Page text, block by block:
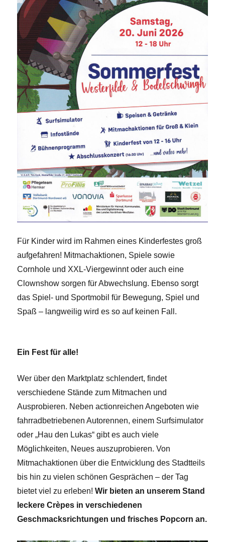
Für Kinder wird im Rahmen eines Kinderfestes groß
aufgefahren! Mitmachaktionen, Spiele sowie
Cornhole und XXL-Viergewinnt oder auch eine
Clownshow sorgen für Abwechslung. Ebenso sorgt
das Spiel- und Sportmobil für Bewegung, Spiel und
Spaß – langweilig wird es so auf keinen Fall.
Ein Fest für alle!
Wer über den Marktplatz schlendert, findet
verschiedene Stände zum Mitmachen und
Ausprobieren. Neben actionreichen Angeboten wie
fahrradbetriebenen Autorennen, einem Surfsimulator
oder „Hau den Lukas“ gibt es auch viele
Möglichkeiten, Neues auszuprobieren. Von
Mitmachaktionen über die Entwicklung des Stadtteils
bis hin zu vielen schönen Gesprächen – der Tag
bietet viel zu erleben!Wir bieten an unserem Stand
leckere Crèpes in verschiedenen
Geschmacksrichtungen und frisches Popcorn an.